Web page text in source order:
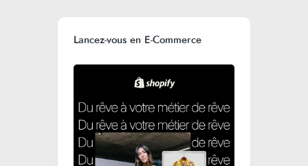
Lancez-vous en E-Commerce